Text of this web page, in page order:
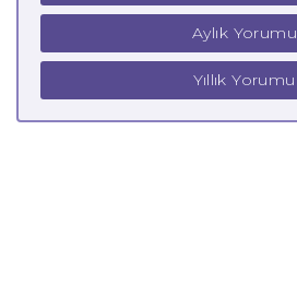
Aylık Yorumu
Yıllık Yorumu